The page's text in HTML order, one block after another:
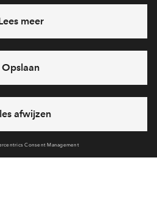
je dan snel aan
712 28 46